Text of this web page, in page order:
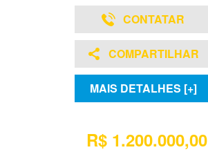
CONTATAR
COMPARTILHAR
MAIS DETALHES [+]
R$ 1.200.000,00